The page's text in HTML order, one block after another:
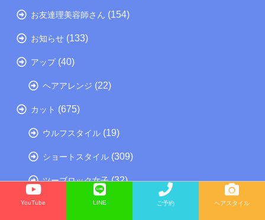
お友達理美容師さん (154)
お知らせ (133)
アップ(40)
ヘアアレンジ (22)
カット (675)
ウルフスタイル (19)
ショートスタイル (309)
ツーブロック女子(32)
ボブ
YouTube LINE ご予約 ヘアスタイル